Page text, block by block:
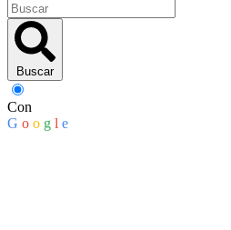
Buscar
Con
G o o g l e